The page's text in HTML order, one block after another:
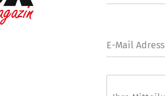
E-Mail